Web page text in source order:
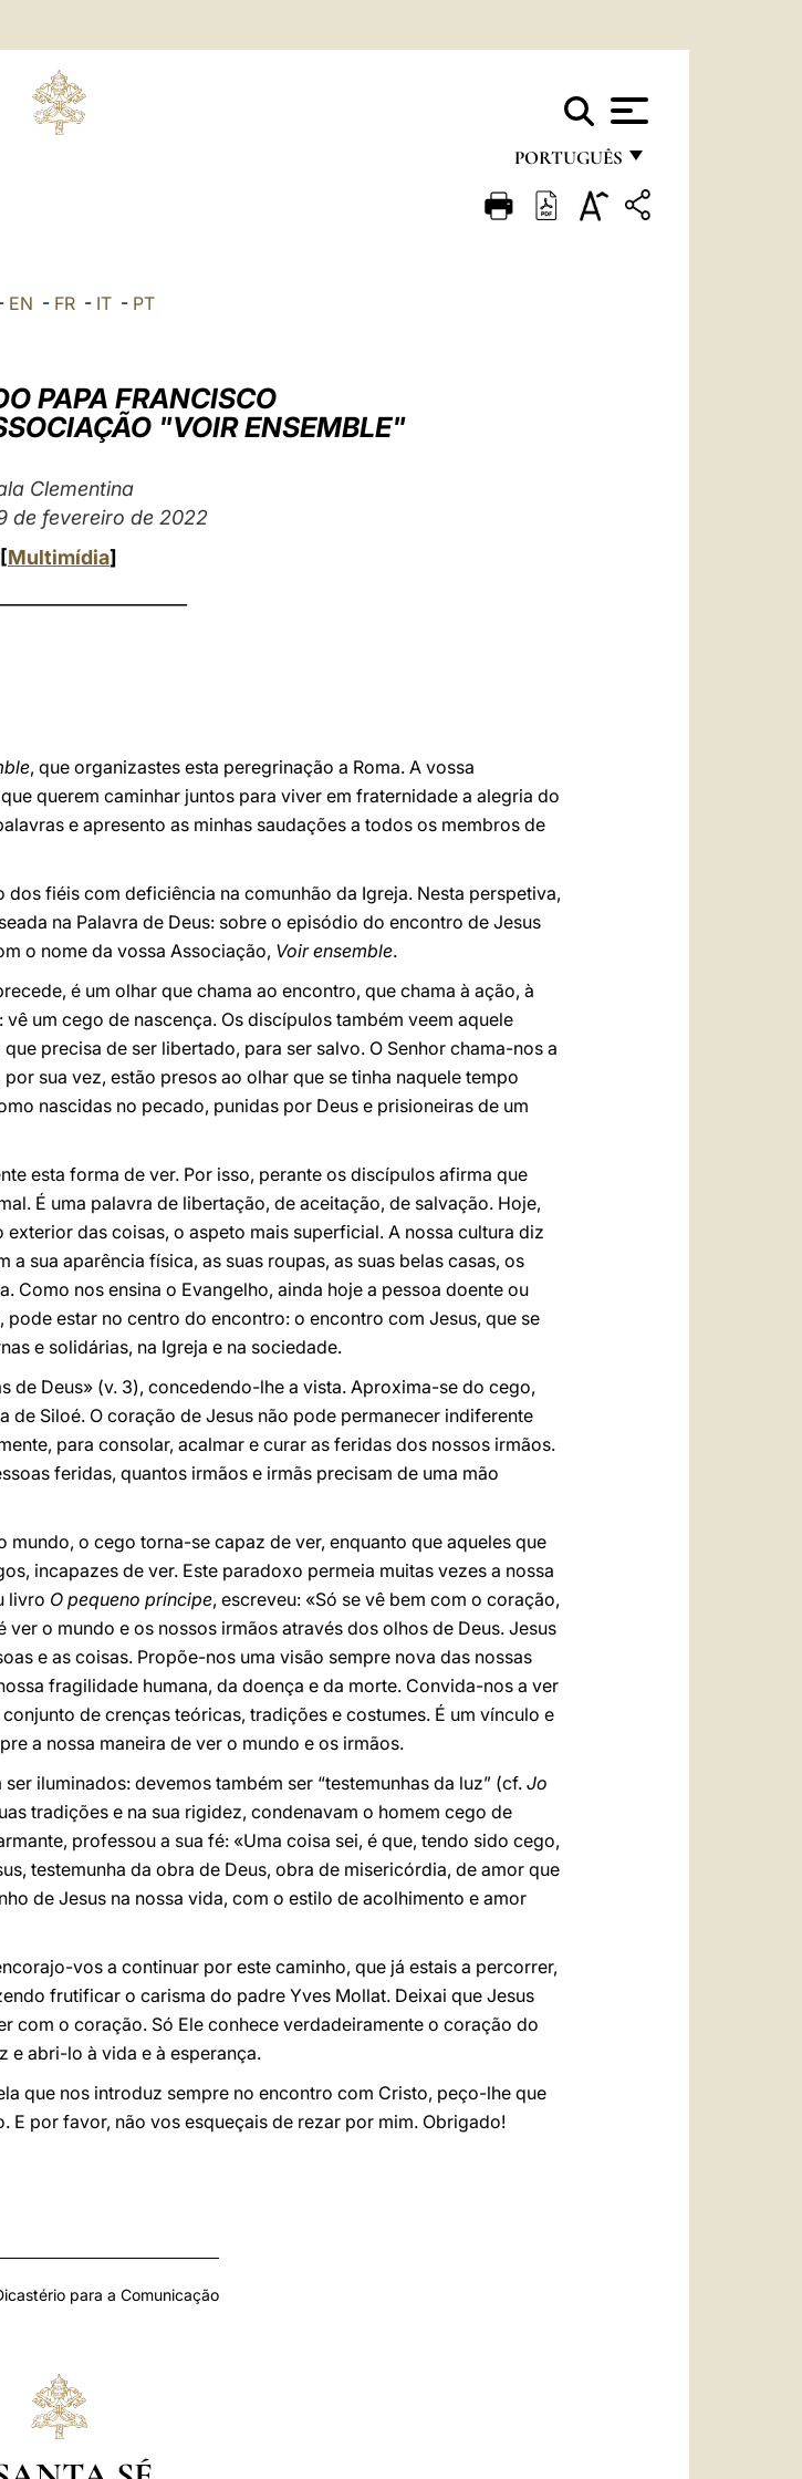
PORTUGUÊS
FRANÇAIS
EN - FR- IT- PT
PAPA FRANCISCO
"VOIR ENSEMBLE"
Clementina
de fevereiro de 2022
[Multimídia]
, que organizastes esta peregrinação a Roma. A vossa
querem caminhar juntos para viver em fraternidade a alegria do
e apresento as minhas saudações a todos os membros de
fiéis com deficiência na comunhão da Igreja. Nesta perspetiva,
na Palavra de Deus: sobre o episódio do encontro de Jesus
o nome da vossa Associação, Voir ensemble.
é um olhar que chama ao encontro, que chama à ação, à
um cego de nascença. Os discípulos também veem aquele
precisa de ser libertado, para ser salvo. O Senhor chama-nos a
sua vez, estão presos ao olhar que se tinha naquele tempo
nascidas no pecado, punidas por Deus e prisioneiras de um
esta forma de ver. Por isso, perante os discípulos afirma que
É uma palavra de libertação, de aceitação, de salvação. Hoje,
das coisas, o aspeto mais superficial. A nossa cultura diz
sua aparência física, as suas roupas, as suas belas casas, os
Como nos ensina o Evangelho, ainda hoje a pessoa doente ou
estar no centro do encontro: o encontro com Jesus, que se
e solidárias, na Igreja e na sociedade.
de Deus» (v. 3), concedendo-lhe a vista. Aproxima-se do cego,
de Siloé. O coração de Jesus não pode permanecer indiferente
para consolar, acalmar e curar as feridas dos nossos irmãos.
feridas, quantos irmãos e irmãs precisam de uma mão
o cego torna-se capaz de ver, enquanto que aqueles que
incapazes de ver. Este paradoxo permeia muitas vezes a nossa
livro O pequeno príncipe, escreveu: «Só se vê bem com o coração,
o mundo e os nossos irmãos através dos olhos de Deus. Jesus
e as coisas. Propõe-nos uma visão sempre nova das nossas
fragilidade humana, da doença e da morte. Convida-nos a ver
de crenças teóricas, tradições e costumes. É um vínculo e
a nossa maneira de ver o mundo e os irmãos.
iluminados: devemos também ser “testemunhas da luz” (cf.Jo
tradições e na sua rigidez, condenavam o homem cego de
professou a sua fé: «Uma coisa sei, é que, tendo sido cego,
testemunha da obra de Deus, obra de misericórdia, de amor que
de Jesus na nossa vida, com o estilo de acolhimento e amor
vos a continuar por este caminho, que já estais a percorrer,
frutificar o carisma do padre Yves Mollat. Deixai que Jesus
com o coração. Só Ele conhece verdadeiramente o coração do
e abri-lo à vida e à esperança.
que nos introduz sempre no encontro com Cristo, peço-lhe que
por favor, não vos esqueçais de rezar por mim. Obrigado!
para a Comunicação